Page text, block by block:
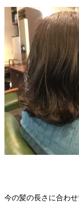
今の髪の長さに合わせ